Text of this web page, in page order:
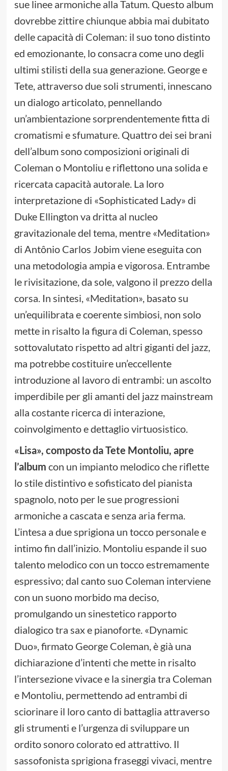
sue linee armoniche alla Tatum. Questo album
dovrebbe zittire chiunque abbia mai dubitato
delle capacità di Coleman: il suo tono distinto
ed emozionante, lo consacra come uno degli
ultimi stilisti della sua generazione. George e
Tete, attraverso due soli strumenti, innescano
un dialogo articolato, pennellando
un’ambientazione sorprendentemente fitta di
cromatismi e sfumature. Quattro dei sei brani
dell’album sono composizioni originali di
Coleman o Montoliu e riflettono una solida e
ricercata capacità autorale. La loro
interpretazione di «Sophisticated Lady» di
Duke Ellington va dritta al nucleo
gravitazionale del tema, mentre «Meditation»
di Antônio Carlos Jobim viene eseguita con
una metodologia ampia e vigorosa. Entrambe
le rivisitazione, da sole, valgono il prezzo della
corsa. In sintesi, «Meditation», basato su
un’equilibrata e coerente simbiosi, non solo
mette in risalto la figura di Coleman, spesso
sottovalutato rispetto ad altri giganti del jazz,
ma potrebbe costituire un’eccellente
introduzione al lavoro di entrambi: un ascolto
imperdibile per gli amanti del jazz mainstream
alla costante ricerca di interazione,
coinvolgimento e dettaglio virtuosistico.
«Lisa», composto da Tete Montoliu, apre
l’album con un impianto melodico che riflette
lo stile distintivo e sofisticato del pianista
spagnolo, noto per le sue progressioni
armoniche a cascata e senza aria ferma.
L’intesa a due sprigiona un tocco personale e
intimo fin dall’inizio. Montoliu espande il suo
talento melodico con un tocco estremamente
espressivo; dal canto suo Coleman interviene
con un suono morbido ma deciso,
promulgando un sinestetico rapporto
dialogico tra sax e pianoforte. «Dynamic
Duo», firmato George Coleman, è già una
dichiarazione d’intenti che mette in risalto
l’intersezione vivace e la sinergia tra Coleman
e Montoliu, permettendo ad entrambi di
sciorinare il loro canto di battaglia attraverso
gli strumenti e l’urgenza di sviluppare un
ordito sonoro colorato ed attrattivo. Il
sassofonista sprigiona fraseggi vivaci, mentre